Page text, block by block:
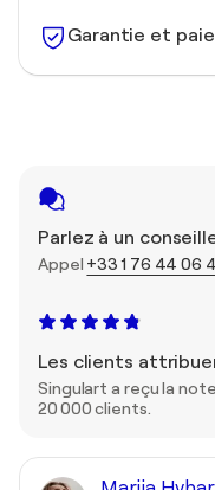
Garantie et
Parlez à un
Appel +33 1 76 44 06
Les clients
Singulart a reçu la
20 000 clients.